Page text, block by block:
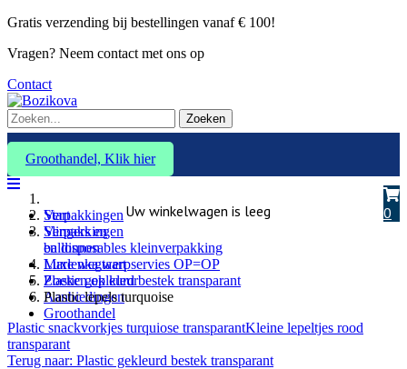
Gratis verzending bij bestellingen vanaf € 100!
Vragen? Neem contact met ons op
Contact
Zoeken
Groothandel, Klik hier
0
Uw winkelwagen is leeg
Verpakkingen
Slingers en
ballonnen
Marlenka taart
Zoeken op kleur
Aanbiedingen
Groothandel
Start
Verpakkingen
en disposables kleinverpakking
Luxe wegwerpservies OP=OP
Plastic gekleurd bestek transparant
Plastic lepels turquoise
Plastic snackvorkjes turquiose transparantKleine lepeltjes rood
transparant
Terug naar: Plastic gekleurd bestek transparant